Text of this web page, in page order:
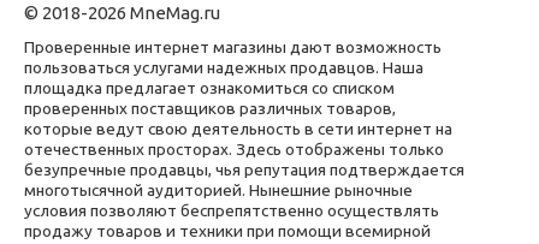
© 2018-2026 MneMag.ru
Проверенные интернет магазины дают возможность
пользоваться услугами надежных продавцов. Наша
площадка предлагает ознакомиться со списком
проверенных поставщиков различных товаров,
которые ведут свою деятельность в сети интернет на
отечественных просторах. Здесь отображены только
безупречные продавцы, чья репутация подтверждается
многотысячной аудиторией. Нынешние рыночные
условия позволяют беспрепятственно осуществлять
продажу товаров и техники при помощи всемирной